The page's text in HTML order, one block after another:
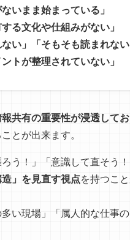
ないまま始まっている」
る文化や仕組みがない」
い」「そもそも読まれない
トが整理されていない」
報共有の重要性が浸透して
とが出来ます。
う！」「意識して直そう
造」を見直す視点を持つこ
い現場」「属人的な仕事